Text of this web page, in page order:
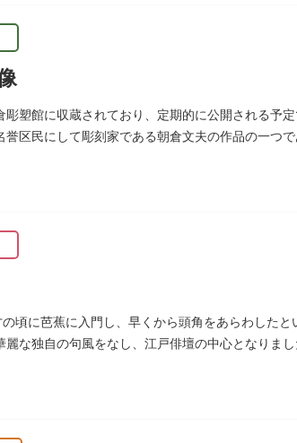
彫塑館に収蔵されており、定期的に公開される予定
誉区民にして彫刻家である朝倉文夫の作品の一つ
頃に芭蕉に入門し、早くから頭角をあらわした
麗な独自の句風をなし、江戸俳壇の中心となりま